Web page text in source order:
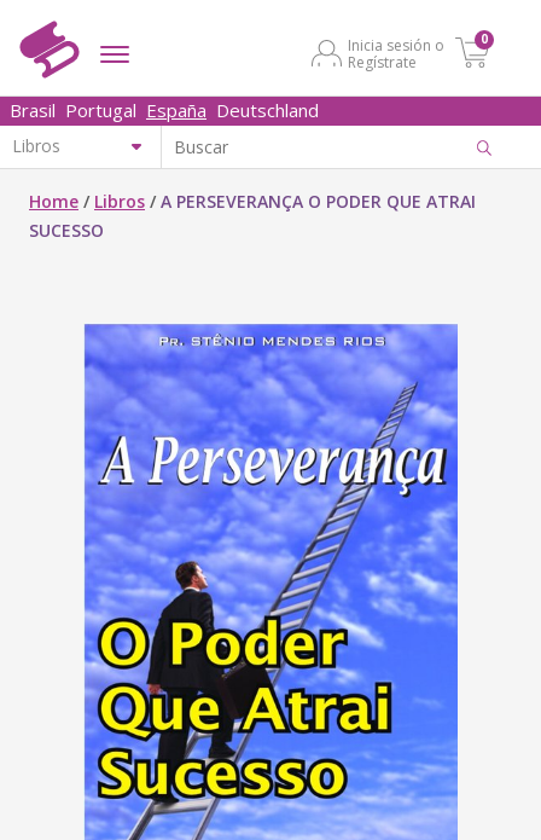
Inicia sesión o
Regístrate
0
Brasil Portugal España Deutschland
Home / Libros /A PERSEVERANÇA O PODER QUE ATRAI
SUCESSO